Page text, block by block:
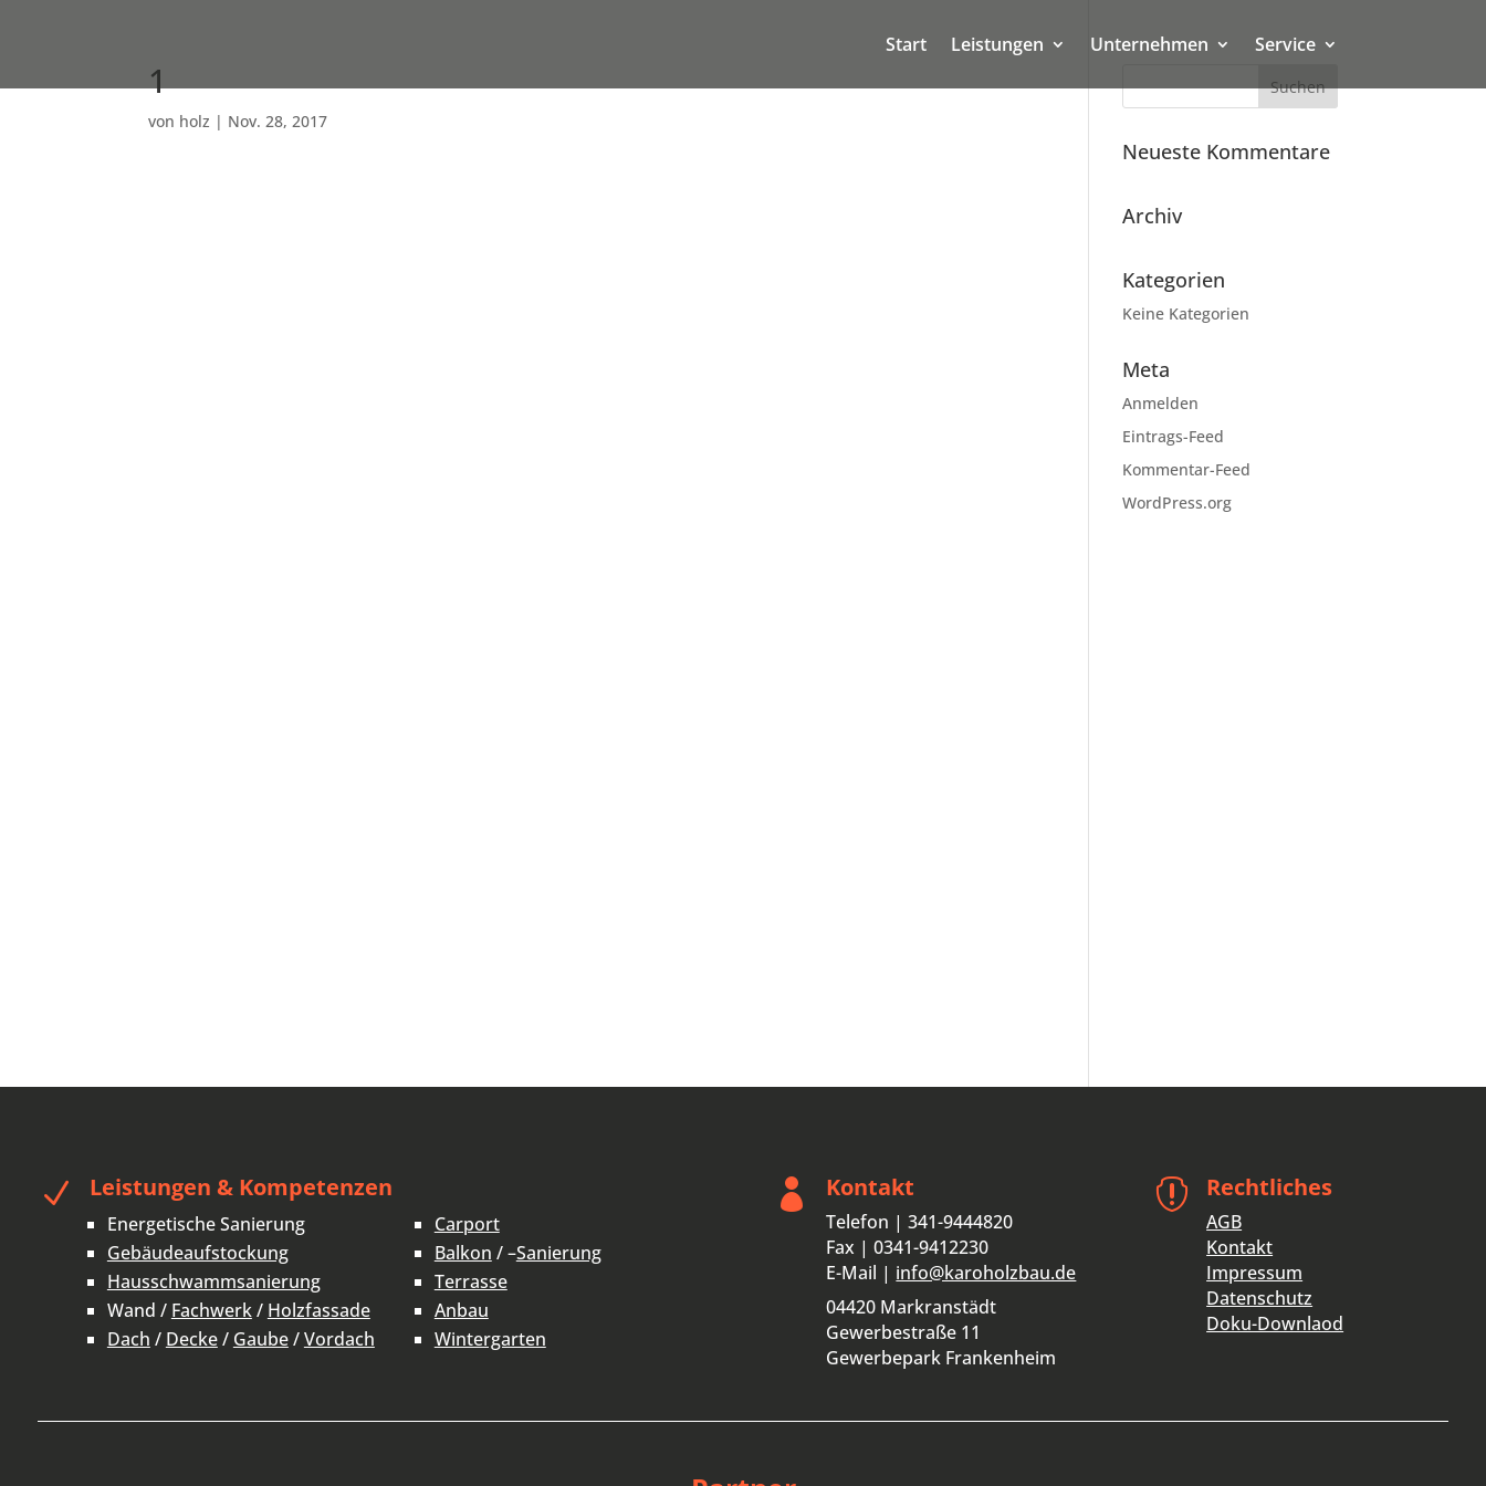
Start Leistungen Unternehmen Service
1
von holz | Nov. 28, 2017
Neueste Kommentare
Archiv
Kategorien
Keine Kategorien
Meta
Anmelden
Eintrags-Feed
Kommentar-Feed
WordPress.org
N Leistungen & Kompetenzen
Energetische Sanierung
Gebäudeaufstockung
Hausschwammsanierung
Wand / Fachwerk/ Holzfassade
Dach / Decke/ Gaube/Vordach
Carport
Balkon / –Sanierung
Terrasse
Anbau
Wintergarten
 Kontakt
Telefon | 341-9444820
Fax | 0341-9412230
E-Mail | info@karoholzbau.de
04420 Markranstädt
Gewerbestraße 11
Gewerbepark Frankenheim
 Rechtliches
AGB
Kontakt
Impressum
Datenschutz
Doku-Downlaod